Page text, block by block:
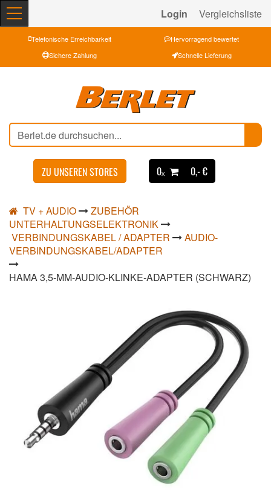
Login Vergleichsliste
Telefonische Erreichbarkeit
Hervorragend bewertet
Sichere Zahlung
Schnelle Lieferung
ZU UNSEREN STORES 0ₓ 0,- €
TV + AUDIO
ZUBEHÖR
UNTERHALTUNGSELEKTRONIK
VERBINDUNGSKABEL / ADAPTER
AUDIO-
VERBINDUNGSKABEL/ADAPTER
HAMA 3,5-MM-AUDIO-KLINKE-ADAPTER (SCHWARZ)